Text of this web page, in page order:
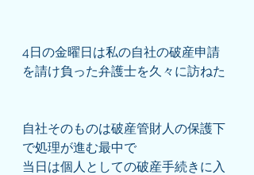
4日の金曜日は私の自社の破産申請
を請け負った弁護士を久々に訪ねた
自社そのものは破産管財人の保護下
で処理が進む最中で
当日は個人としての破産手続きに入